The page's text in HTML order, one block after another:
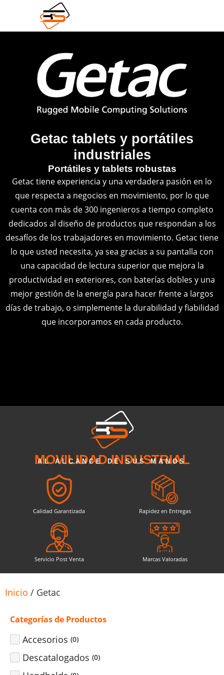
Getac tablets y portátiles
industriales
Portátiles y tablets robustas
Getac tiene experiencia y una verdadera pasión en lo
que respecta a negocios en movimiento, por lo que
cuenta con más de 300 ingenieros a tiempo completo
dedicados al diseño de productos que respondan a los
desafíos de los trabajadores en movimiento. Getac tiene
lo que usted necesita, ya sea gracias a su pantalla con
una capacidad de lectura superior que mejora la
productividad en exteriores, con baterías dobles y una
mejor gestión de la energía para hacer frente a largos
días de trabajo, o simplemente la durabilidad y fiabilidad
que incorporamos en cada producto.
MOVILIDAD INDUSTRIAL
AL ALCANCE DE SUS MANOS
Calidad Garantizada Rapidez en Entregas
Servicio Post Venta Marcas Valoradas
Inicio / Getac
Categorías de Productos
Accesorios (0)
Descatalogados (0)